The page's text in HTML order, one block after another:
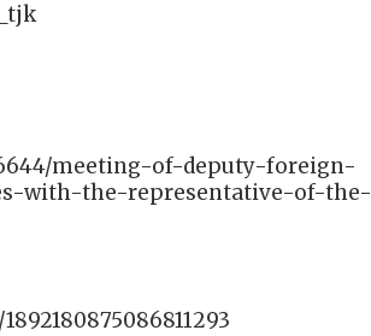
meeting-of-deputy-foreign-
with-the-representative-of-the-